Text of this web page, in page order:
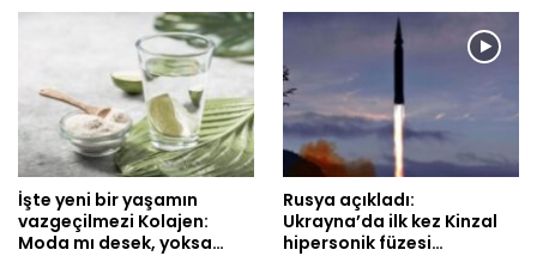
İşte yeni bir yaşamın
vazgeçilmezi Kolajen:
Moda mı desek, yoksa…
Rusya açıkladı:
Ukrayna’da ilk kez Kinzal
hipersonik füzesi…